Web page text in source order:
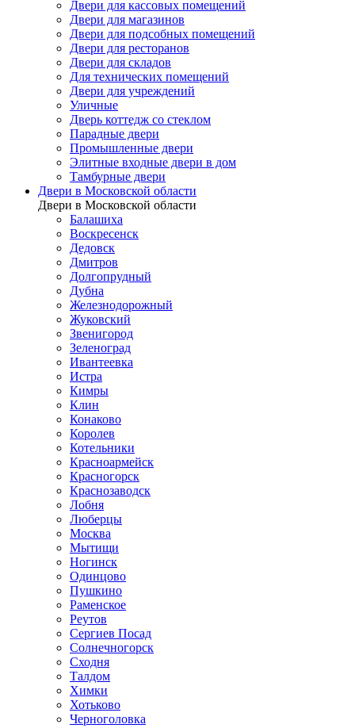
Двери для кассовых помещений
Двери для магазинов
Двери для подсобных помещений
Двери для ресторанов
Двери для складов
Для технических помещений
Двери для учреждений
Уличные
Дверь коттедж со стеклом
Парадные двери
Промышленные двери
Элитные входные двери в дом
Тамбурные двери
Двери в Московской области
Двери в Московской области
Балашиха
Воскресенск
Дедовск
Дмитров
Долгопрудный
Дубна
Железнодорожный
Жуковский
Звенигород
Зеленоград
Ивантеевка
Истра
Кимры
Клин
Конаково
Королев
Котельники
Красноармейск
Красногорск
Краснозаводск
Лобня
Люберцы
Москва
Мытищи
Ногинск
Одинцово
Пушкино
Раменское
Реутов
Сергиев Посад
Солнечногорск
Сходня
Талдом
Химки
Хотьково
Черноголовка